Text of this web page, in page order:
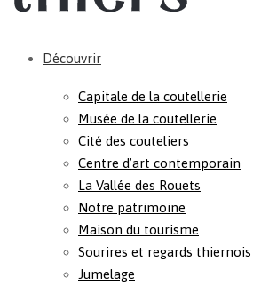
Découvrir
Capitale de la coutellerie
Musée de la coutellerie
Cité des couteliers
Centre d’art contemporain
La Vallée des Rouets
Notre patrimoine
Maison du tourisme
Sourires et regards thiernois
Jumelage